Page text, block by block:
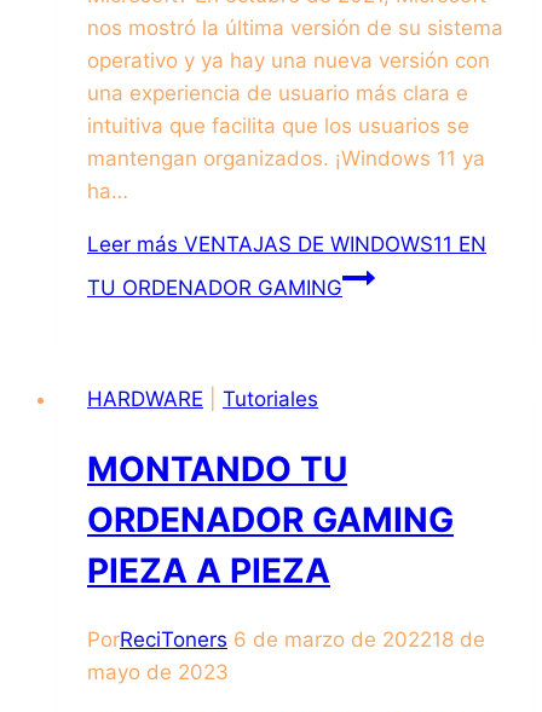
nos mostró la última versión de su sistema
operativo y ya hay una nueva versión con
una experiencia de usuario más clara e
intuitiva que facilita que los usuarios se
mantengan organizados. ¡Windows 11 ya
ha…
Leer más VENTAJAS DE WINDOWS11 EN
TU ORDENADOR GAMING
HARDWARE Tutoriales
MONTANDO TU
ORDENADOR GAMING
PIEZA A PIEZA
PorReciToners 6 de marzo de 202218 de
mayo de 2023